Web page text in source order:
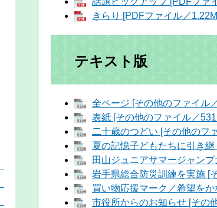
きらり [PDFファイル／
テキスト版
全ページ [その他のファイル
表紙 [その他のファイル／
二十歳のつどい [その他のフ
夏の記憶子どもたちに引き
田山ジュニアサマージャン
岩手県総合防災訓練を実施 [
買い物応援マーク／希望を
市役所からのお知らせ [その